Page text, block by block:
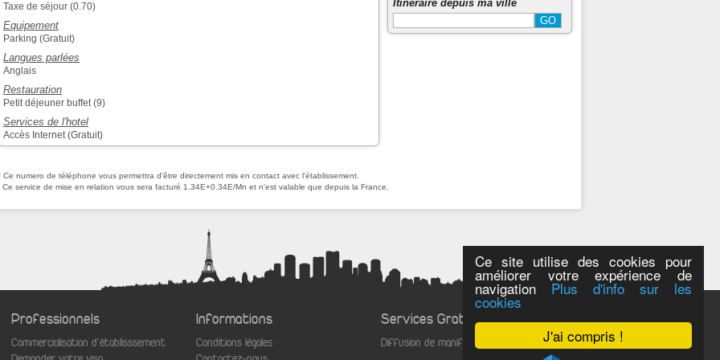
J'ai compris !
Ce site utilise des cookies pour
améliorer votre expérience de
navigation Plus d'info sur les
cookies
Taxe de séjour (0.70)
Equipement
Parking (Gratuit)
Langues parlées
Anglais
Restauration
Petit déjeuner buffet (9)
Services de l'hotel
Accès Internet (Gratuit)
Itinéraire depuis ma ville
Ce numero de téléphone vous permettra d'être directement mis en contact avec l'établissement.
Ce service de mise en relation vous sera facturé 1.34E+0.34E/Mn et n'est valable que depuis la France.
Professionnels
Commercialisation d'établisssement
Informations
Conditions légales
Services Gratuits
Diffusion de manifestations